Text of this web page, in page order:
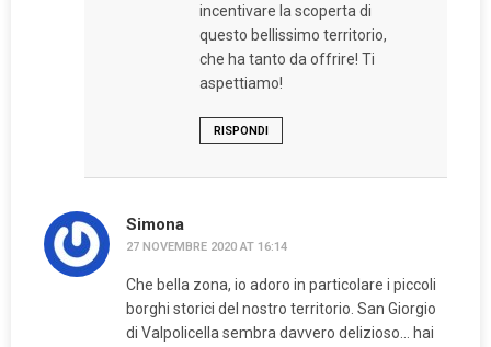
incentivare la scoperta di
questo bellissimo territorio,
che ha tanto da offrire! Ti
aspettiamo!
RISPONDI
Simona
27 NOVEMBRE 2020 AT 16:14
Che bella zona, io adoro in particolare i piccoli
borghi storici del nostro territorio. San Giorgio
di Valpolicella sembra davvero delizioso… hai